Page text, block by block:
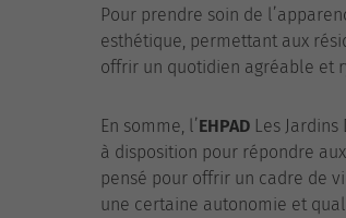
Pour prendre soin de
esthétique, permettant aux
offrir un quotidien agréable et
En somme, l’EHPAD Les
à disposition pour répondre
pensé pour offrir un cadre de
une certaine autonomie et